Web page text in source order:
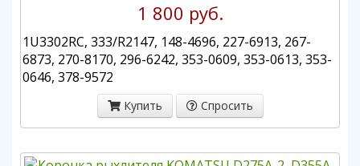
1 800 руб.
1U3302RC, 333/R2147, 148-4696, 227-6913, 267-
6873, 270-8170, 296-6242, 353-0609, 353-0613, 353-
0646, 378-9572
Купить Спросить